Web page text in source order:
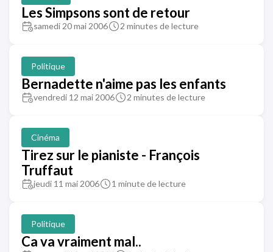
Les Simpsons sont de retour
samedi 20 mai 2006 2 minutes de lecture
Politique
Bernadette n'aime pas les enfants
vendredi 12 mai 2006 2 minutes de lecture
Cinéma
Tirez sur le pianiste - François
Truffaut
jeudi 11 mai 2006 1 minute de lecture
Politique
Ca va vraiment mal..